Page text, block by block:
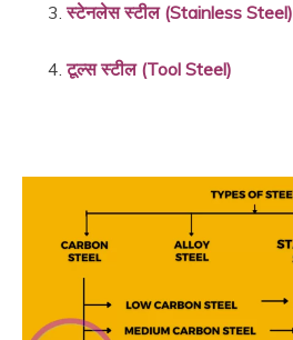
स्टेनलेस स्टील (Stainless Steel)
टूल्स स्टील (Tool Steel)